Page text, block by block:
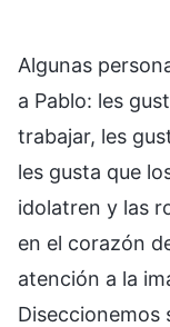
Algunas
a Pablo: les
trabajar, les
les gusta que
idolatren y las
en el corazón
atención a la
Diseccionemos